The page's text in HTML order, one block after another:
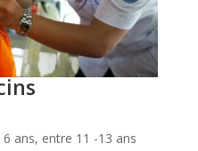
ans, entre 11 -13 ans